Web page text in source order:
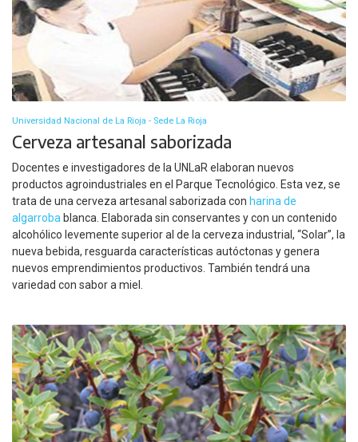
Universidad Nacional de La Rioja - Sede La Rioja
Cerveza artesanal saborizada
Docentes e investigadores de la UNLaR elaboran nuevos
productos agroindustriales en el Parque Tecnológico. Esta vez, se
trata de una cerveza artesanal saborizada con harina de
algarroba blanca. Elaborada sin conservantes y con un contenido
alcohólico levemente superior al de la cerveza industrial, “Solar”, la
nueva bebida, resguarda características autóctonas y genera
nuevos emprendimientos productivos. También tendrá una
variedad con sabor a miel.